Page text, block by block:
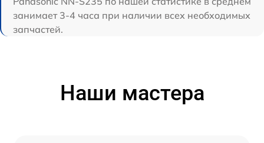
занимает 3-4 часа при наличии всех необходимых
запчастей.
Наши мастера